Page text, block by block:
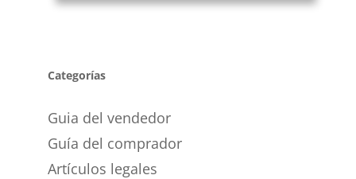
Categorías
Guia del vendedor
Guía del comprador
Artículos legales